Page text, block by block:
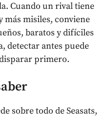
Cuando un rival tiene
más misiles, conviene
baratos y difíciles
detectar antes puede
primero.
sobre todo de Seasats,